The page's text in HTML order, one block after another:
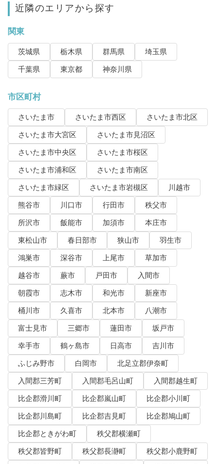
近隣のエリアから探す
関東
茨城県 栃木県 群馬県
埼玉県
千葉県
東京都 神奈川県
市区町村
さいたま市 さいたま市西区
さいたま市北区
さいたま市大宮区
さいたま市見沼区
さいたま市中央区
さいたま市桜区
さいたま市浦和区
さいたま市南区
さいたま市緑区
さいたま市岩槻区
川越市
熊谷市
川口市 行田市
秩父市
所沢市
飯能市 加須市
本庄市
東松山市
春日部市 狭山市
羽生市
鴻巣市
深谷市 上尾市
草加市
越谷市
蕨市 戸田市
入間市
朝霞市
志木市 和光市
新座市
桶川市
久喜市 北本市
八潮市
富士見市
三郷市 蓮田市
坂戸市
幸手市
鶴ヶ島市 日高市
吉川市
ふじみ野市
白岡市
北足立郡伊奈町
入間郡三芳町
入間郡毛呂山町
入間郡越生町
比企郡滑川町
比企郡嵐山町
比企郡小川町
比企郡川島町
比企郡吉見町
比企郡鳩山町
比企郡ときがわ町
秩父郡横瀬町
秩父郡皆野町
秩父郡長瀞町
秩父郡小鹿野町